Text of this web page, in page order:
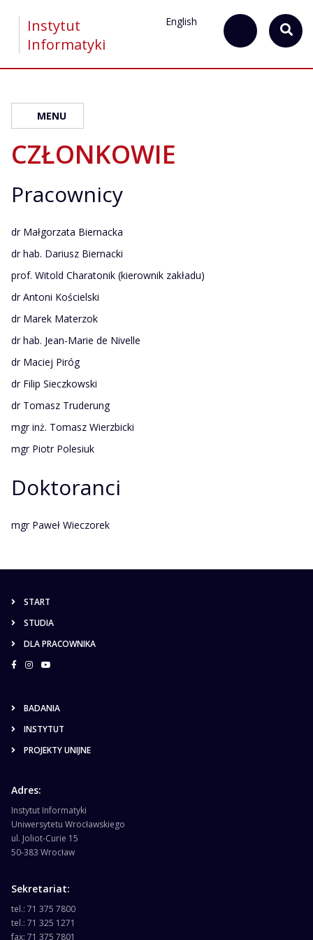
Instytut
Informatyki
English
MENU
CZŁONKOWIE
Pracownicy
dr Małgorzata Biernacka
dr hab. Dariusz Biernacki
prof. Witold Charatonik (kierownik zakładu)
dr Antoni Kościelski
dr Marek Materzok
dr hab. Jean-Marie de Nivelle
dr Maciej Piróg
dr Filip Sieczkowski
dr Tomasz Truderung
mgr inż. Tomasz Wierzbicki
mgr Piotr Polesiuk
Doktoranci
mgr Paweł Wieczorek
START
STUDIA
DLA PRACOWNIKA
BADANIA
INSTYTUT
PROJEKTY UNIJNE
Adres:
Instytut Informatyki
Uniwersytetu Wrocławskiego
ul. Joliot-Curie 15
50-383 Wrocław
Sekretariat:
tel.: 71 375 7800
tel.: 71 325 1271
fax: 71 375 7801